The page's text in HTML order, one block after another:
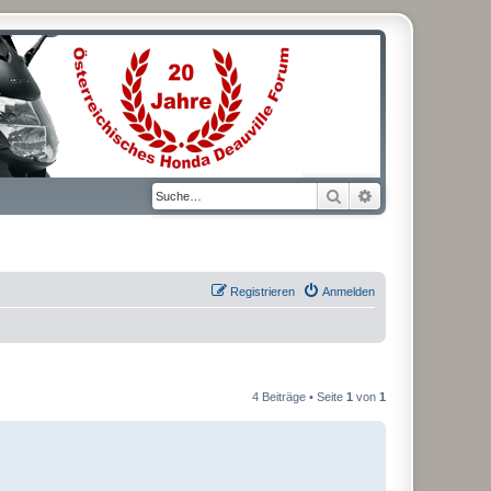
Suche
Anmelden
Registrieren
4 Beiträge • Seite 1 von 1